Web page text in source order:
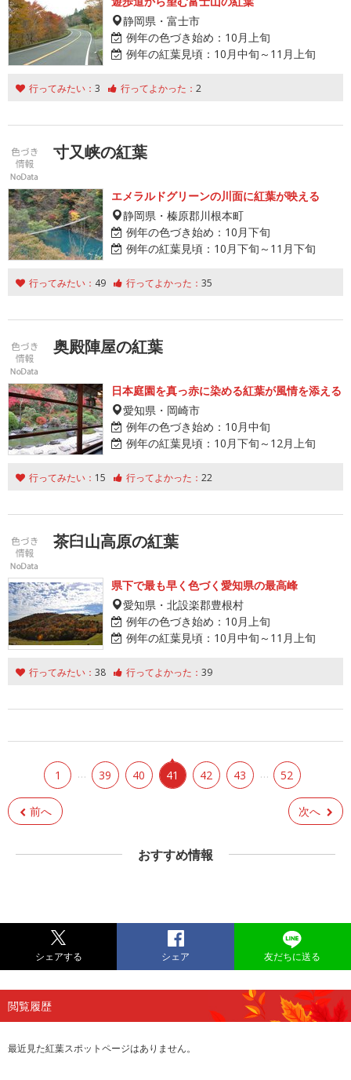
静岡県・富士市
例年の色づき始め： 10月上旬
例年の紅葉見頃： 10月中旬～11月上旬
行ってみたい： 3 行ってよかった： 2
寸又峡の紅葉
エメラルドグリーンの川面に紅葉が映える
静岡県・榛原郡川根本町
例年の色づき始め： 10月下旬
例年の紅葉見頃： 10月下旬～11月下旬
行ってみたい： 49 行ってよかった： 35
奥殿陣屋の紅葉
日本庭園を真っ赤に染める紅葉が風情を添える
愛知県・岡崎市
例年の色づき始め： 10月中旬
例年の紅葉見頃： 10月下旬～12月上旬
行ってみたい： 15 行ってよかった： 22
茶臼山高原の紅葉
県下で最も早く色づく愛知県の最高峰
愛知県・北設楽郡豊根村
例年の色づき始め： 10月上旬
例年の紅葉見頃： 10月中旬～11月上旬
行ってみたい： 38 行ってよかった： 39
前へ
1 … 39 40 41 42 43 … 52
次へ
おすすめ情報
シェアする シェア 友だちに送る
閲覧履歴
最近見た紅葉スポットページはありません。